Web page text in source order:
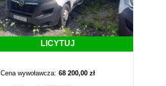
LICYTUJ
Cena wywoławcza: 68 200,00 zł